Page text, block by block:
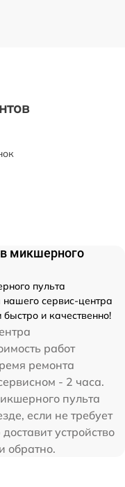
микшерного
пульта
сервис-центра
и качественно!
работ
ремонта
- 2 часа.
пульта
если не требует
устройство
обратно.